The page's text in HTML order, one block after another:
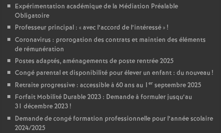
Expérimentation académique de la Médiation Préalable
Obligatoire
Professeur principal : «avec l’accord de l’intéressé»!
Coronavirus : prorogation des contrats et maintien des éléments
de rémunération
Postes adaptés, aménagements de poste rentrée 2025
Congé parental et disponibilité pour élever un enfant : du nouveau!
Retraite progressive : accessible à 60 ans au 1 er septembre 2025
Forfait Mobilité Durable 2023 : Demande à formuler jusqu’au
31 décembre 2023!
Demande de congé formation professionnelle pour l’année scolaire
2024/2025